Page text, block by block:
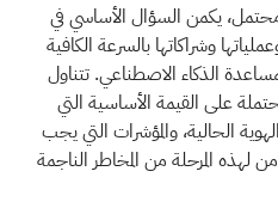
يكمن السؤال الأساسي في
وشراكاتها بالسرعة الكافية
الذكاء الاصطناعي. تتناول
على القيمة الأساسية التي
الحالية، والمؤشرات التي يجب
لهذه المرحلة من المخاطر الناجمة